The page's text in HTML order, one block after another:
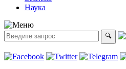
Наука